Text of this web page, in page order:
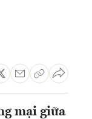
mại giữa